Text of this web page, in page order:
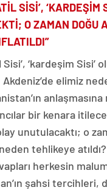
SİSİ’, ‘KARDEŞİM
O ZAMAN DOĞU
Sisi’, ‘kardeşim Sisi’
elimiz
bir kenara
unutulacaktı; o
neden tehlikeye
herkesin
şahsi